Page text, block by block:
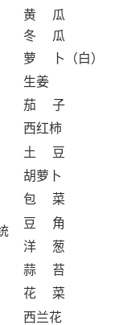
黄 瓜
冬 瓜
萝 卜（白）
生姜
茄 子
西红柿
土 豆
胡萝卜
包 菜
豆 角
洋 葱
蒜 苔
花 菜
西兰花